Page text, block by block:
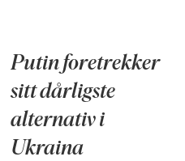
Putin foretrekker
sitt dårligste
alternativ i
Ukraina